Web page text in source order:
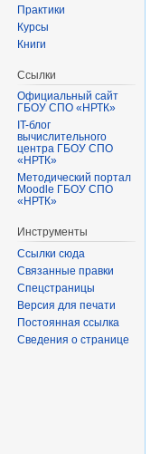
Практики
Курсы
Книги
Ссылки
Официальный сайт
ГБОУ СПО «НРТК»
IT-блог
вычислительного
центра ГБОУ СПО
«НРТК»
Методический портал
Moodle ГБОУ СПО
«НРТК»
Инструменты
Ссылки сюда
Связанные правки
Спецстраницы
Версия для печати
Постоянная ссылка
Сведения о странице